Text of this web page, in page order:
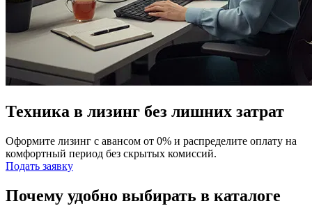
Техника в лизинг без лишних затрат
Оформите лизинг с авансом от 0% и распределите оплату на
комфортный период без скрытых комиссий.
Подать заявку
Почему удобно выбирать в каталоге